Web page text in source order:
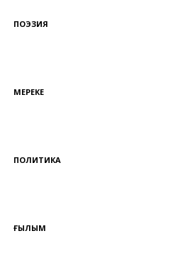
ПОЭЗИЯ
МЕРЕКЕ
ПОЛИТИКА
ҒЫЛЫМ